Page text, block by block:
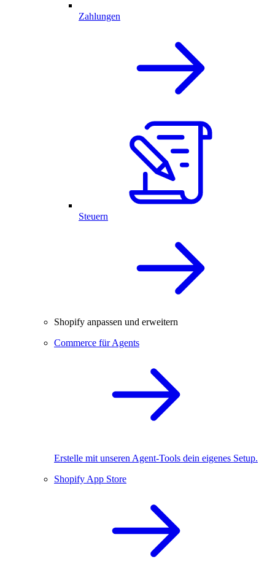
Zahlungen
Steuern
Shopify anpassen und erweitern
Commerce für Agents
Erstelle mit unseren Agent-Tools dein eigenes Setup.
Shopify App Store